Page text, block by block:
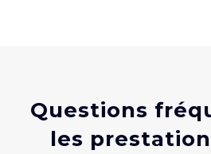
Questions
les